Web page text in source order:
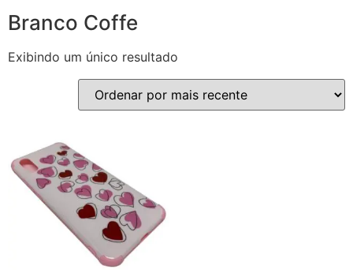
Branco Coffe
Exibindo um único resultado